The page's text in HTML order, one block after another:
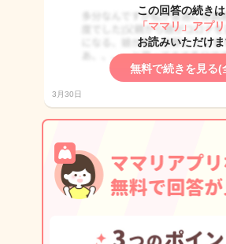
この回答の続きは
「ママリ」アプリ
お読みいただけま
無料で続きを見る(
3月30日